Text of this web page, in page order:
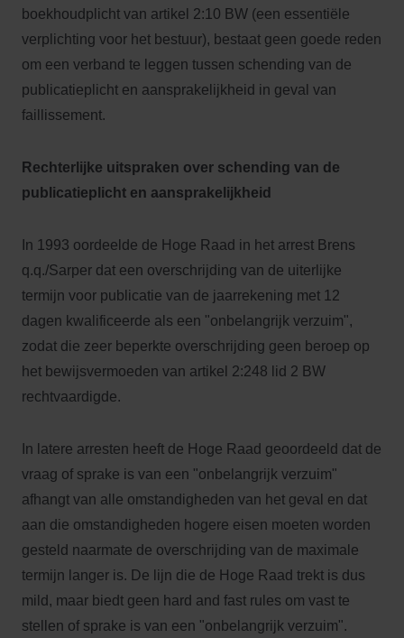
boekhoudplicht van artikel 2:10 BW (een essentiële
verplichting voor het bestuur), bestaat geen goede reden
om een verband te leggen tussen schending van de
publicatieplicht en aansprakelijkheid in geval van
faillissement.
Rechterlijke uitspraken over schending van de
publicatieplicht en aansprakelijkheid
In 1993 oordeelde de Hoge Raad in het arrest Brens
q.q./Sarper dat een overschrijding van de uiterlijke
termijn voor publicatie van de jaarrekening met 12
dagen kwalificeerde als een "onbelangrijk verzuim",
zodat die zeer beperkte overschrijding geen beroep op
het bewijsvermoeden van artikel 2:248 lid 2 BW
rechtvaardigde.
In latere arresten heeft de Hoge Raad geoordeeld dat de
vraag of sprake is van een "onbelangrijk verzuim"
afhangt van alle omstandigheden van het geval en dat
aan die omstandigheden hogere eisen moeten worden
gesteld naarmate de overschrijding van de maximale
termijn langer is. De lijn die de Hoge Raad trekt is dus
mild, maar biedt geen hard and fast rules om vast te
stellen of sprake is van een "onbelangrijk verzuim".